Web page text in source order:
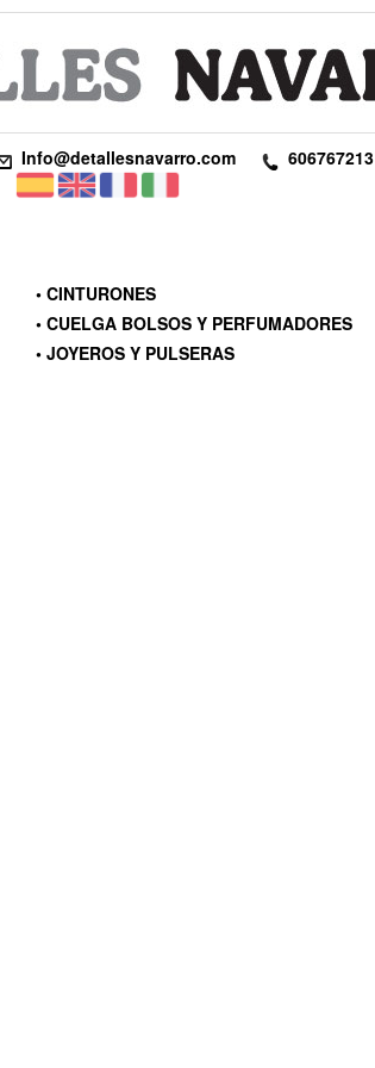
Info@detallesnavarro.com 606767213
• CINTURONES
• CUELGA BOLSOS Y PERFUMADORES
• JOYEROS Y PULSERAS